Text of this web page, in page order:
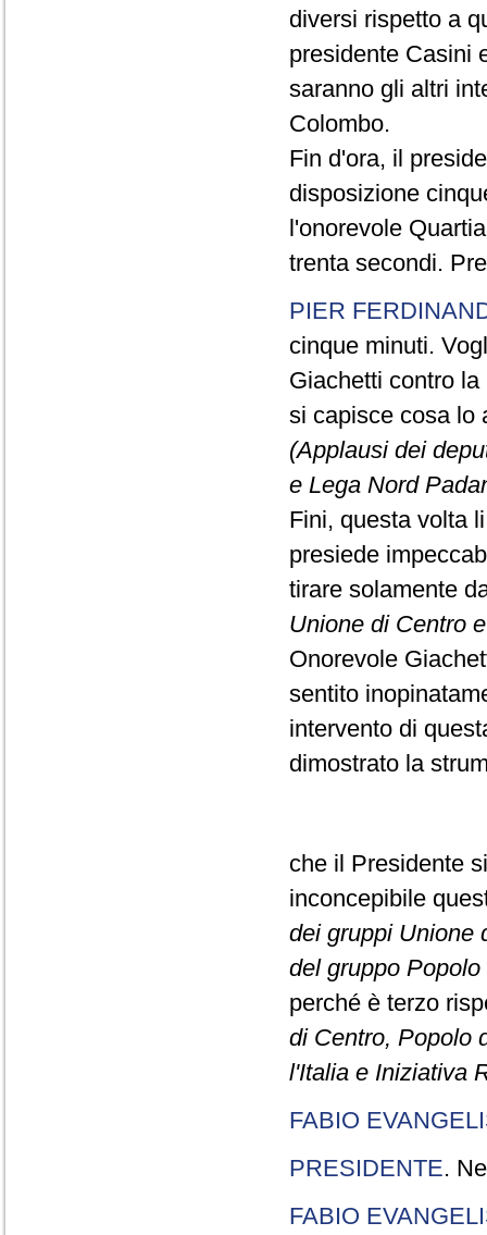
diversi rispetto a
presidente Casini
saranno gli altri
Colombo.
Fin d'ora, il
disposizione
l'onorevole
trenta secondi.
PIER
cinque minuti.
Giachetti contro
si capisce cosa lo
(Applausi dei
e Lega Nord
Fini, questa volta
presiede
tirare solamente
Unione di Centro
Onorevole
sentito
intervento di
dimostrato la
che il Presidente
inconcepibile
dei gruppi Unione
del gruppo
perché è terzo
di Centro, Popolo
l'Italia e Iniziativa
FABIO
PRESIDENTE.
FABIO